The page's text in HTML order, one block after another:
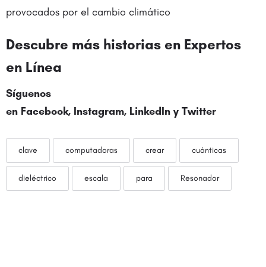
provocados por el cambio climático
Descubre más historias en Expertos
en Línea
Síguenos
en Facebook, Instagram, LinkedIn y Twitter
clave computadoras crear cuánticas
dieléctrico escala para Resonador